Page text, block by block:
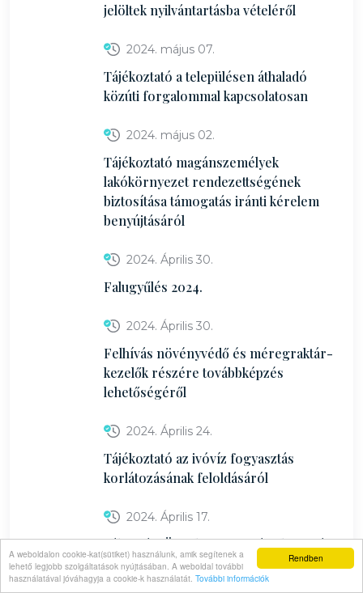
Rendben
A weboldalon cookie-kat(sütiket) használunk, amik segítenek a
lehető legjobb szolgáltatások nyújtásában. A weboldal további
használatával jóváhagyja a cookie-k használatát. További információk
jelöltek nyilvántartásba vételéről
2024. május 07.
Tájékoztató a településen áthaladó
közúti forgalommal kapcsolatosan
2024. május 02.
Tájékoztató magánszemélyek
lakókörnyezet rendezettségének
biztosítása támogatás iránti kérelem
benyújtásáról
2024. Április 30.
Falugyűlés 2024.
2024. Április 30.
Felhívás növényvédő és méregraktár-
kezelők részére továbbképzés
lehetőségéről
2024. Április 24.
Tájékoztató az ivóvíz fogyasztás
korlátozásának feloldásáról
2024. Április 17.
Választási Ügyelet - 2024. április 20-án
2024. Április 16.